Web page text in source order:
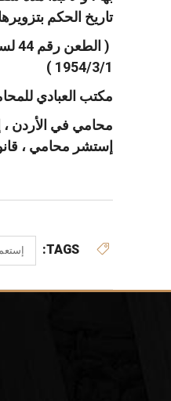
تاريخ الحكم
1954/3/1 )
مكتب العبادي
محامي في الأردن
إستشر محامي ،
TAGS: